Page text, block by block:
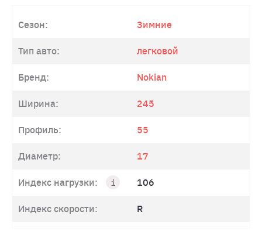
Сезон: Зимние
Тип авто: легковой
Бренд: Nokian
Ширина: 245
Профиль: 55
Диаметр: 17
Индекс нагрузки: 106
Индекс скорости: R